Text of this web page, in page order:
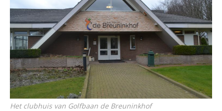
Het clubhuis van Golfbaan de Breuninkhof